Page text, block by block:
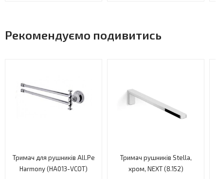
Рекомендуємо подивитись
Тримач для рушників All.Pe
Harmony (HA013-VCOT)
Тримач рушників Stella,
хром, NEXT (8.152)